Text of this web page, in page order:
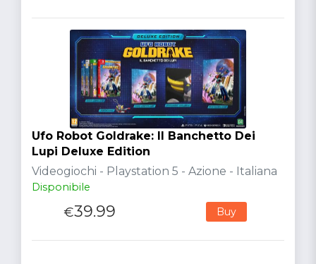
Ufo Robot Goldrake: Il Banchetto Dei
Lupi Deluxe Edition
Videogiochi - Playstation 5 - Azione - Italiana
Disponibile
€39.99 Buy